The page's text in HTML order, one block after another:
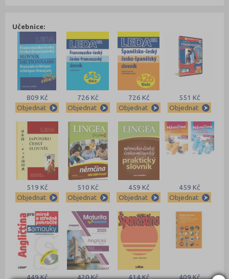
Učebnice:
809 Kč
Objednat
726 Kč
Objednat
726 Kč
Objednat
551 Kč
Objednat
519 Kč
Objednat
510 Kč
Objednat
459 Kč
Objednat
459 Kč
Objednat
449 Kč 420 Kč 414 Kč 409 Kč